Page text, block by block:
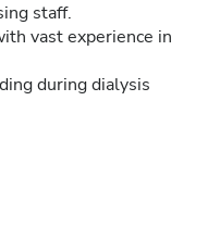
staff.
vast experience in
during dialysis